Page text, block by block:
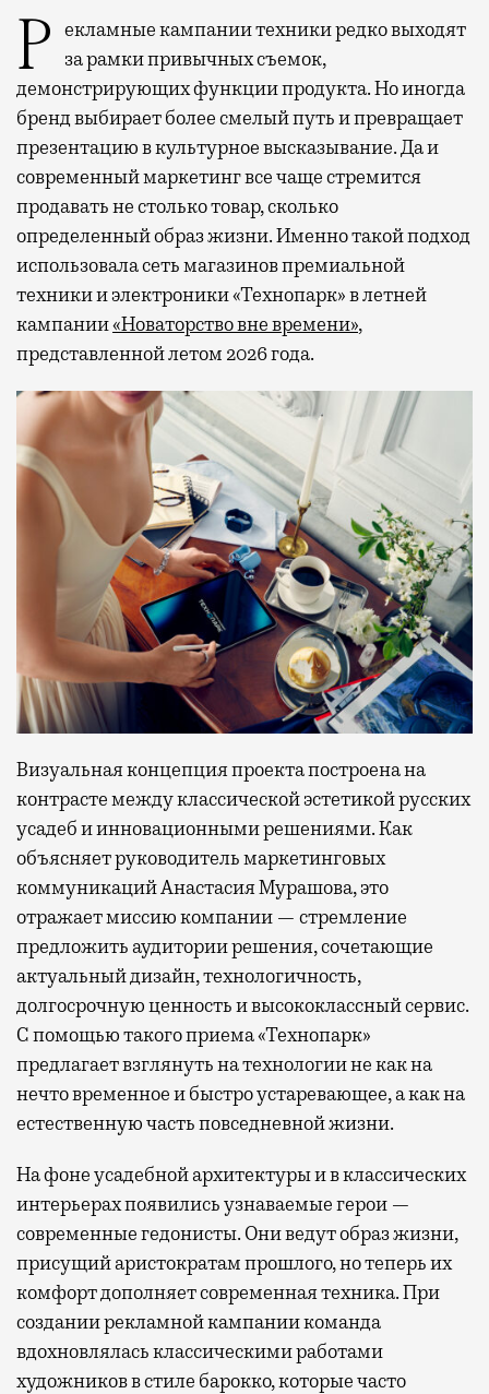
Рекламные кампании техники редко выходят
за рамки привычных съемок,
демонстрирующих функции продукта. Но иногда
бренд выбирает более смелый путь и превращает
презентацию в культурное высказывание. Да и
современный маркетинг все чаще стремится
продавать не столько товар, сколько
определенный образ жизни. Именно такой подход
использовала сеть магазинов премиальной
техники и электроники «Технопарк» в летней
кампании«Новаторство вне времени»,
представленной летом 2026 года.
Визуальная концепция проекта построена на
контрасте между классической эстетикой русских
усадеб и инновационными решениями. Как
объясняет руководитель маркетинговых
коммуникаций Анастасия Мурашова, это
отражает миссию компании — стремление
предложить аудитории решения, сочетающие
актуальный дизайн, технологичность,
долгосрочную ценность и высококлассный сервис.
С помощью такого приема «Технопарк»
предлагает взглянуть на технологии не как на
нечто временное и быстро устаревающее, а как на
естественную часть повседневной жизни.
На фоне усадебной архитектуры и в классических
интерьерах появились узнаваемые герои —
современные гедонисты. Они ведут образ жизни,
присущий аристократам прошлого, но теперь их
комфорт дополняет современная техника. При
создании рекламной кампании команда
вдохновлялась классическими работами
художников в стиле барокко, которые часто